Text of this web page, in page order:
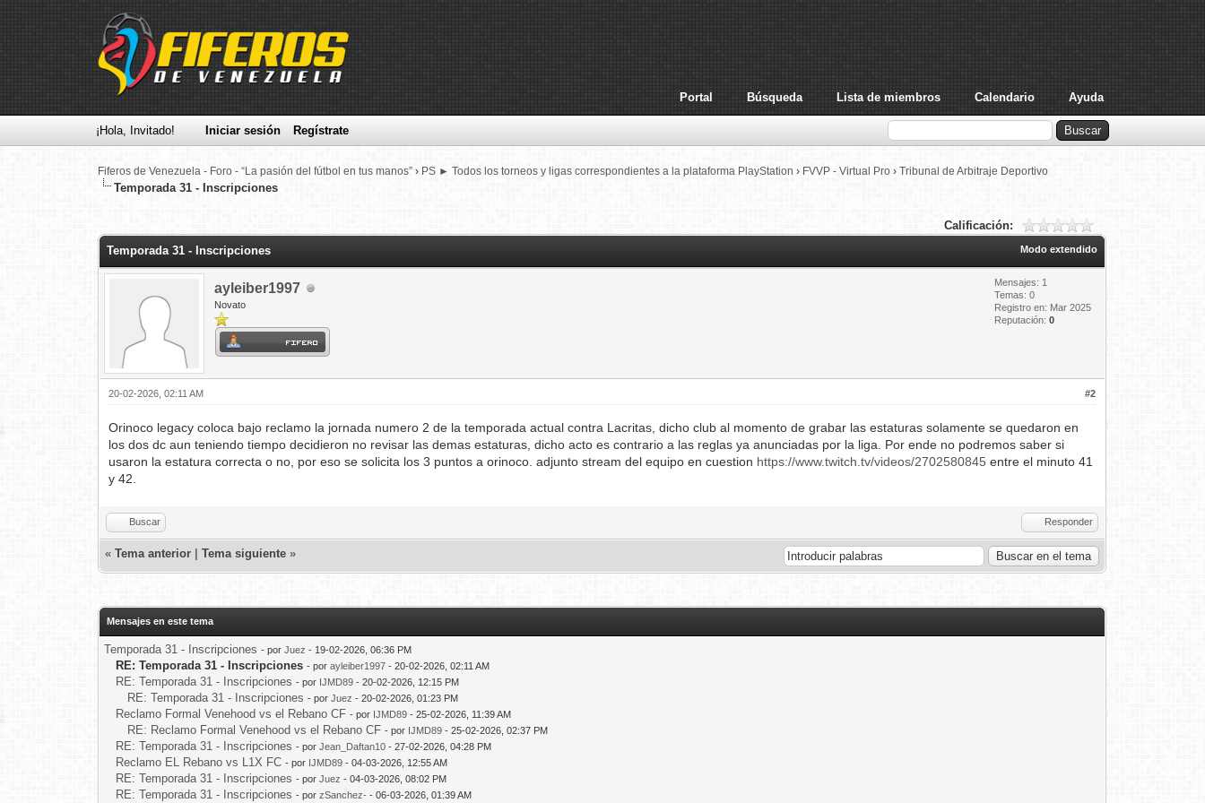
Portal Búsqueda Lista de miembros Calendario Ayuda
¡Hola, Invitado! Iniciar sesión Regístrate
Fiferos de Venezuela - Foro - “La pasión del fútbol en tus manos” › PS ► Todos los torneos y ligas correspondientes a la plataforma PlayStation › FVVP - Virtual Pro ›Tribunal de Arbitraje Deportivo
Temporada 31 - Inscripciones
Calificación:
Modo extendido
Temporada 31 - Inscripciones
ayleiber1997
Novato
Mensajes: 1
Temas: 0
Registro en: Mar 2025
Reputación:0
#2
20-02-2026, 02:11 AM
Orinoco legacy coloca bajo reclamo la jornada numero 2 de la temporada actual contra Lacritas, dicho club al momento de grabar las estaturas solamente se quedaron en
los dos dc aun teniendo tiempo decidieron no revisar las demas estaturas, dicho acto es contrario a las reglas ya anunciadas por la liga. Por ende no podremos saber si
usaron la estatura correcta o no, por eso se solicita los 3 puntos a orinoco. adjunto stream del equipo en cuestion https://www.twitch.tv/videos/2702580845 entre el minuto 41
y 42.
Buscar Responder
«Tema anterior |Tema siguiente »
Mensajes en este tema
Temporada 31 - Inscripciones - porJuez - 19-02-2026, 06:36 PM
RE: Temporada 31 - Inscripciones - porayleiber1997 - 20-02-2026, 02:11 AM
RE: Temporada 31 - Inscripciones - por IJMD89 - 20-02-2026, 12:15 PM
RE: Temporada 31 - Inscripciones - porJuez - 20-02-2026, 01:23 PM
Reclamo Formal Venehood vs el Rebano CF - por IJMD89 - 25-02-2026, 11:39 AM
RE: Reclamo Formal Venehood vs el Rebano CF - por IJMD89 - 25-02-2026, 02:37 PM
RE: Temporada 31 - Inscripciones - porJean_Daftan10 - 27-02-2026, 04:28 PM
Reclamo EL Rebano vs L1X FC - por IJMD89 - 04-03-2026, 12:55 AM
RE: Temporada 31 - Inscripciones - porJuez - 04-03-2026, 08:02 PM
RE: Temporada 31 - Inscripciones - porzSanchez- - 06-03-2026, 01:39 AM